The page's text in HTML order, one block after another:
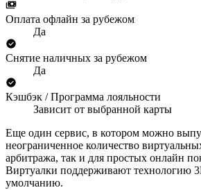
Оплата офлайн за рубежом
Да
Снятие наличных за рубежом
Да
Кэшбэк / Программа лояльности
Зависит от выбранной карты
Еще один сервис, в котором можно
неограниченное количество
арбитража, так и для простых онлайн
Виртуалки поддерживают технологию
умолчанию.